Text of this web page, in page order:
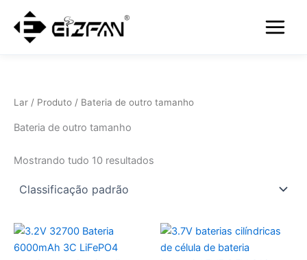
para
Jogar
Lar / Produto / Bateria de outro tamanho
Bateria de outro tamanho
Mostrando tudo 10 resultados